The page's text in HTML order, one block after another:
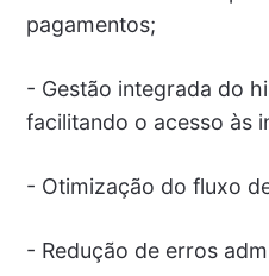
pagamentos;
- Gestão integrada do
facilitando o acesso às
- Otimização do fluxo
- Redução de erros